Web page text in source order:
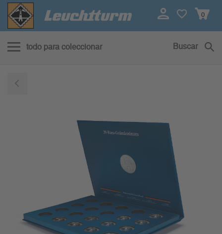
0
todo para coleccionar Buscar